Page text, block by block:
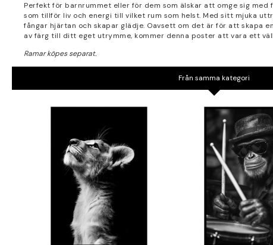
Perfekt för barnrummet eller för dem som älskar att omge sig
som tillför liv och energi till vilket rum som helst. Med sitt mjuka
fångar hjärtan och skapar glädje. Oavsett om det är för att skapa
av färg till ditt eget utrymme, kommer denna poster att vara ett
Från samma kategori